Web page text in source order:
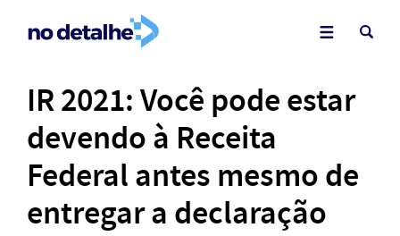
IR 2021: Você pode estar
devendo à Receita
Federal antes mesmo de
entregar a declaração